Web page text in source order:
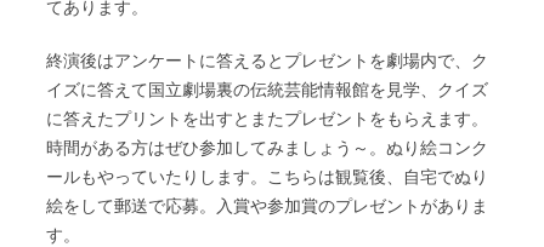
てあります。
終演後はアンケートに答えるとプレゼントを劇場内で、ク
イズに答えて国立劇場裏の伝統芸能情報館を見学、クイズ
に答えたプリントを出すとまたプレゼントをもらえます。
時間がある方はぜひ参加してみましょう～。ぬり絵コンク
ールもやっていたりします。こちらは観覧後、自宅でぬり
絵をして郵送で応募。入賞や参加賞のプレゼントがありま
す。